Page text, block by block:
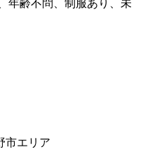
年齢不問、制服あり、未
市エリア